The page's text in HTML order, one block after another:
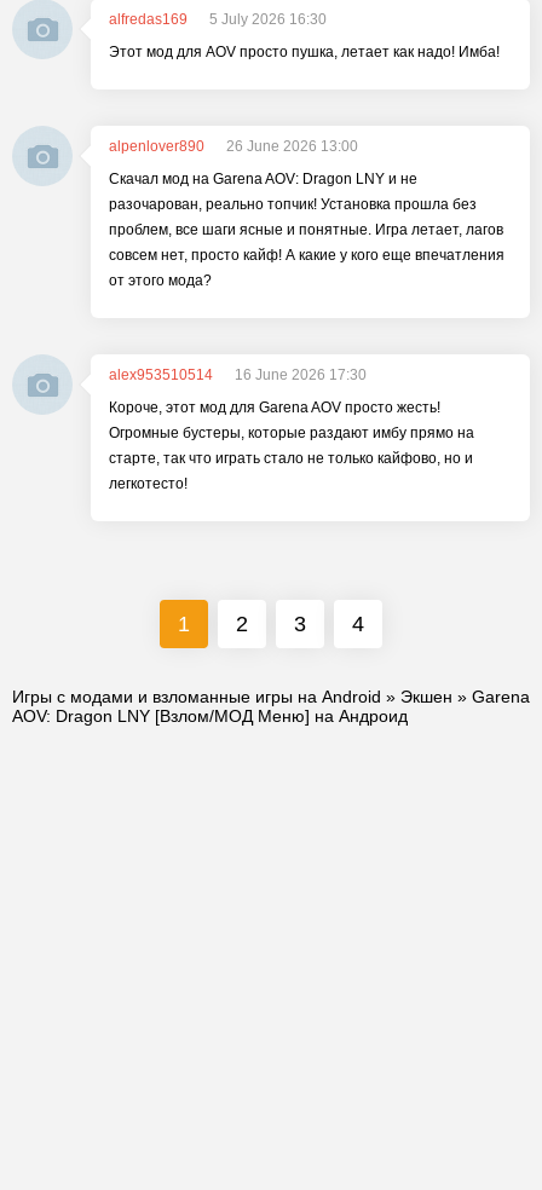
alfredas169
5 July 2026 16:30
Этот мод для AOV просто пушка, летает как надо! Имба!
alpenlover890
26 June 2026 13:00
Скачал мод на Garena AOV: Dragon LNY и не
разочарован, реально топчик! Установка прошла без
проблем, все шаги ясные и понятные. Игра летает, лагов
совсем нет, просто кайф! А какие у кого еще впечатления
от этого мода?
alex953510514
16 June 2026 17:30
Короче, этот мод для Garena AOV просто жесть!
Огромные бустеры, которые раздают имбу прямо на
старте, так что играть стало не только кайфово, но и
легкотесто!
1 2 3 4
Игры с модами и взломанные игры на Android » Экшен » Garena
AOV: Dragon LNY [Взлом/МОД Меню] на Андроид